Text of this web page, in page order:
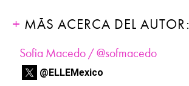
MÁS ACERCA DEL AUTOR:
Sofia Macedo / @sofmacedo
@ELLEMexico